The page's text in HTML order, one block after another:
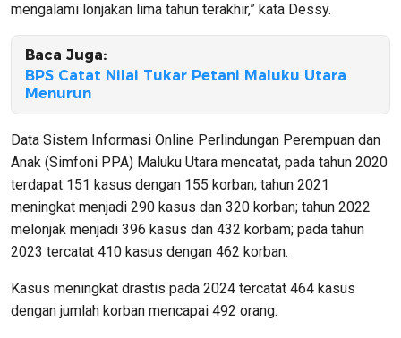
mengalami lonjakan lima tahun terakhir,” kata Dessy.
Baca Juga:
BPS Catat Nilai Tukar Petani Maluku Utara
Menurun
Data Sistem Informasi Online Perlindungan Perempuan dan
Anak (Simfoni PPA) Maluku Utara mencatat, pada tahun 2020
terdapat 151 kasus dengan 155 korban; tahun 2021
meningkat menjadi 290 kasus dan 320 korban; tahun 2022
melonjak menjadi 396 kasus dan 432 korbam; pada tahun
2023 tercatat 410 kasus dengan 462 korban.
Kasus meningkat drastis pada 2024 tercatat 464 kasus
dengan jumlah korban mencapai 492 orang.